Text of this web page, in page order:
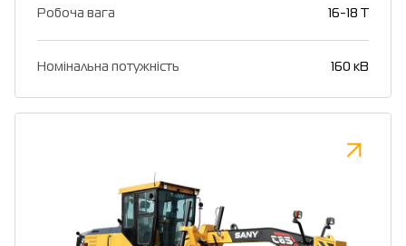
Робоча вага 16-18 T
Номінальна потужність 160 кВ